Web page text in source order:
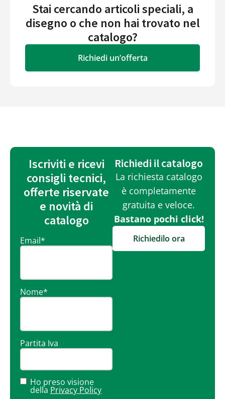
Stai cercando articoli speciali, a
disegno o che non hai trovato nel
catalogo?
Richiedi un’offerta
Iscriviti e ricevi
consigli tecnici,
offerte riservate
e novità di
catalogo
Email*
Nome*
Partita Iva
Ho preso visione
della Privacy Policy
Richiedi il catalogo
La richiesta catalogo
è completamente
gratuita e veloce.
Bastano pochi click!
Richiedilo ora